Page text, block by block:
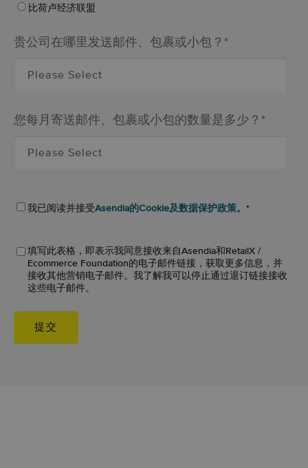
比荷卢经济联盟
贵公司在哪里发送邮件、包裹或小包？ *
您每月寄送邮件、包裹或小包的数量是多少？ *
我已阅读并接受Asendia的Cookie及数据保护政策。 *
填写此表格，即表示我同意接收来自Asendia和RetailX /
Ecommerce Foundation的电子邮件链接，获取更多信息，并
接收其他营销电子邮件。我了解我可以停止通过退订链接接收
这些电子邮件。